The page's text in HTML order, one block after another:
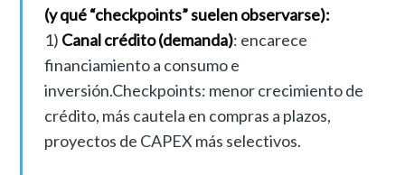
(y qué “checkpoints” suelen observarse):
1) Canal crédito (demanda): encarece
financiamiento a consumo e
inversión.Checkpoints: menor crecimiento de
crédito, más cautela en compras a plazos,
proyectos de CAPEX más selectivos.